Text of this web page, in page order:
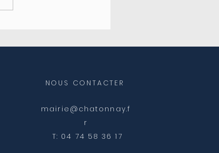
de l'agence
NOUS CONTACTER
mairie@chatonnay.f
r
T: 04 74 58 36 17